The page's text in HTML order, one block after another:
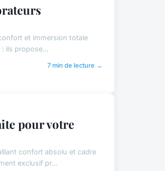
et immersion totale
ils propose...
7 min de lecture →
pour votre
confort absolu et cadre
exclusif pr...